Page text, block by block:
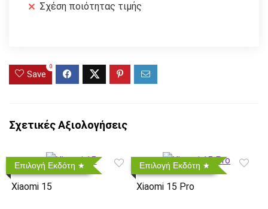
Σχέση ποιότητας τιμής
Save
0
Σχετικές Αξιολογήσεις
Επιλογή Εκδότη
Xiaomi 15
Επιλογή Εκδότη
Xiaomi 15 Pro